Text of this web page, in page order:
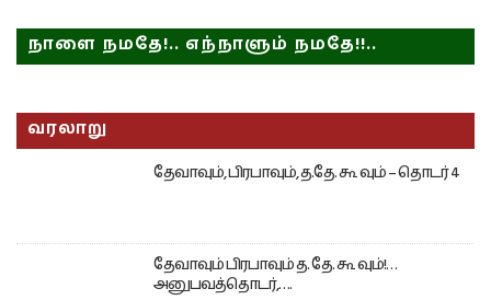
நாளை நமதே!.. எந்நாளும் நமதே!!..
வரலாறு
தேவாவும், பிரபாவும், த.தே. கூ வும் – தொடர் 4
தேவாவும் பிரபாவும் த. தே. கூ வும்!…
அனுபவத்தொடர்,….